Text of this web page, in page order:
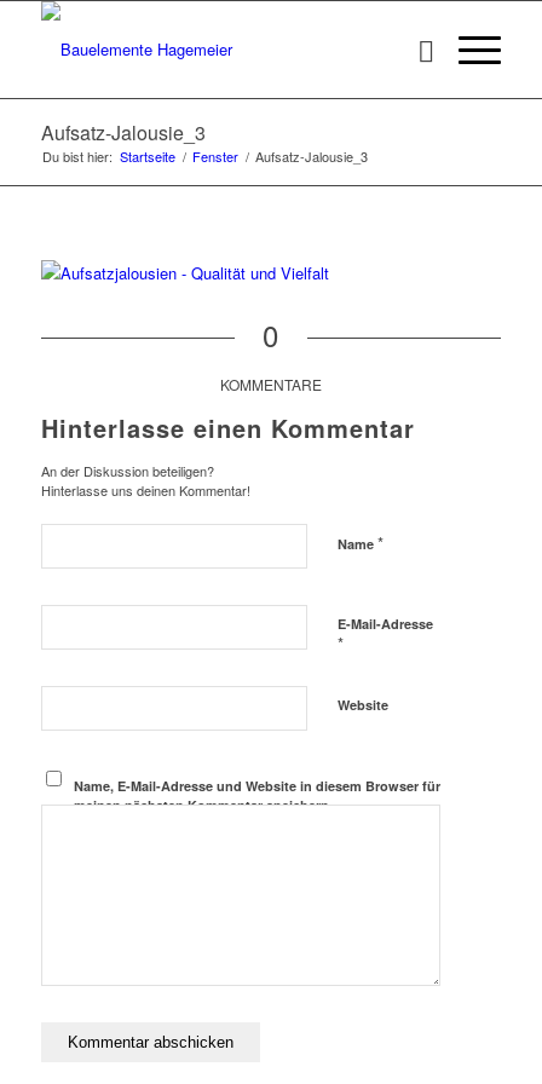
Aufsatz-Jalousie_3
Du bist hier: Startseite / Fenster / Aufsatz-Jalousie_3
0
KOMMENTARE
Hinterlasse einen Kommentar
An der Diskussion beteiligen?
Hinterlasse uns deinen Kommentar!
Name *
E-Mail-Adresse
*
Website
Name, E-Mail-Adresse und Website in diesem Browser für
meinen nächsten Kommentar speichern.